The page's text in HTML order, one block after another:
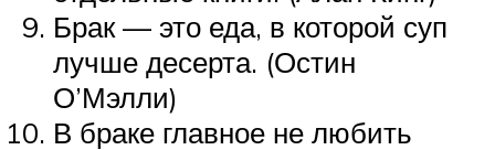
Брак — это еда, в которой суп
лучше десерта. (Остин
О’Мэлли)
В браке главное не любить